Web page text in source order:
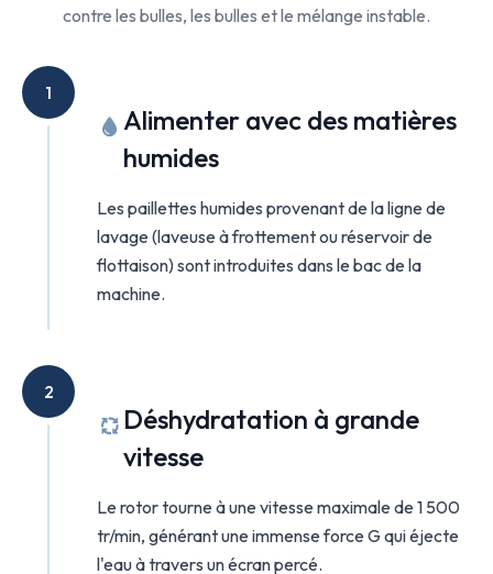
contre les bulles, les bulles et le mélange instable.
1
Alimenter avec des matières
humides
Les paillettes humides provenant de la ligne de
lavage (laveuse à frottement ou réservoir de
flottaison) sont introduites dans le bac de la
machine.
2
Déshydratation à grande
vitesse
Le rotor tourne à une vitesse maximale de 1 500
tr/min, générant une immense force G qui éjecte
l'eau à travers un écran percé.